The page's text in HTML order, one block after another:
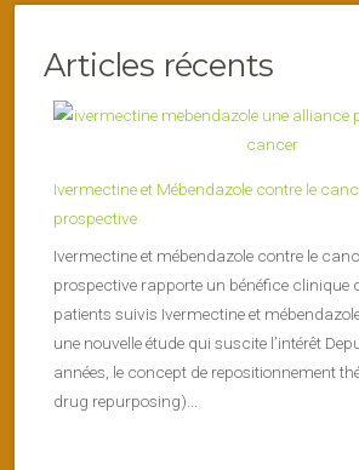
Articles récents
Ivermectine et Mébendazole contre le
prospective
Ivermectine et mébendazole contre le
prospective rapporte un bénéfice clinique
patients suivis Ivermectine et
une nouvelle étude qui suscite l’intérêt
années, le concept de repositionnement
drug repurposing)...